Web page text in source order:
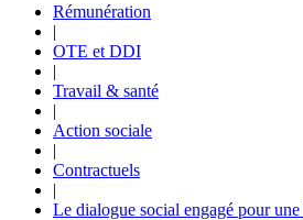
Rémunération
|
OTE et DDI
|
Travail & santé
|
Action sociale
|
Contractuels
|
Le dialogue social engagé pour